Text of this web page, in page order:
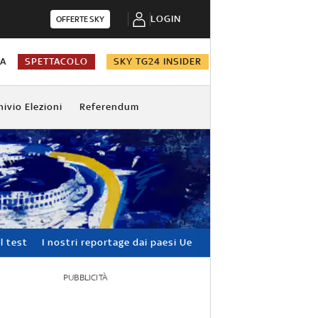
OFFERTE SKY LOGIN
SPETTACOLO SKY TG24 INSIDER
Elezioni Referendum
test I nostri reportage dai paesi Ue
PUBBLICITÀ